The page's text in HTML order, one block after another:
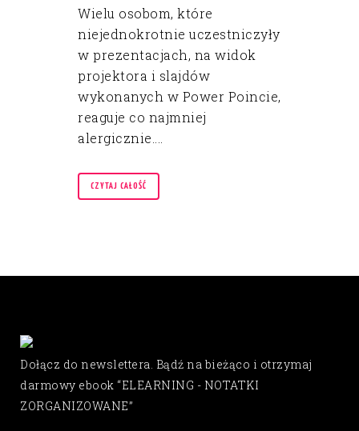
Wielu osobom, które
niejednokrotnie uczestniczyły
w prezentacjach, na widok
projektora i slajdów
wykonanych w Power Poincie,
reaguje co najmniej
alergicznie....
CZYTAJ CAŁOŚĆ
Dołącz do newslettera. Bądź na bieżąco i otrzymaj
darmowy ebook “ELEARNING - NOTATKI
ZORGANIZOWANE”